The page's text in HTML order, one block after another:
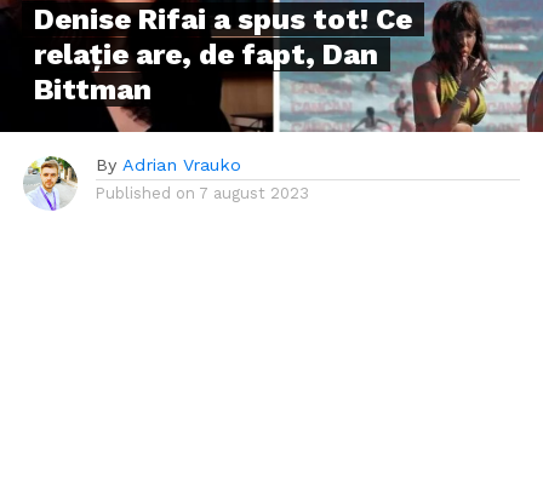
Denise Rifai a spus tot! Ce
relație are, de fapt, Dan
Bittman
By Adrian Vrauko
Published on 7 august 2023